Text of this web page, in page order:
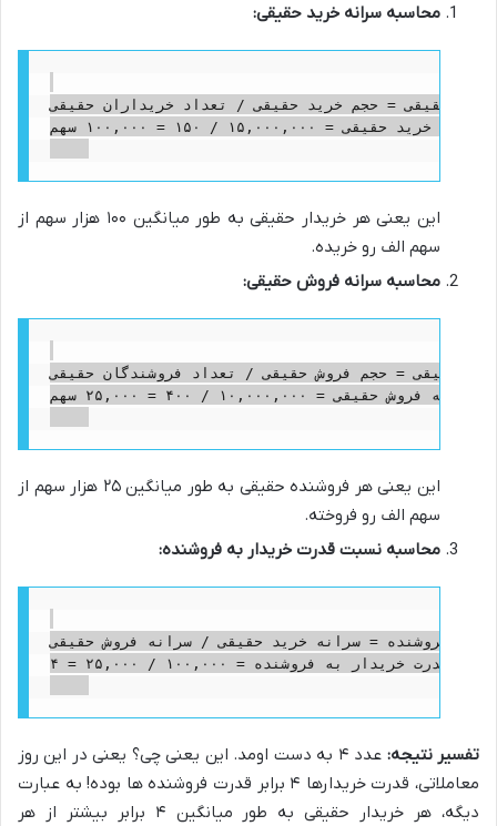
محاسبه سرانه خرید حقیقی:
خرید حقیقی = حجم خرید حقیقی / تعداد خریداران حقیقی
سرانه خرید حقیقی = ۱۵,۰۰۰,۰۰۰ / ۱۵۰ = ۱۰۰,۰۰۰ سهم
این یعنی هر خریدار حقیقی به طور میانگین ۱۰۰ هزار سهم از
سهم الف رو خریده.
محاسبه سرانه فروش حقیقی:
حقیقی = حجم فروش حقیقی / تعداد فروشندگان حقیقی
سرانه فروش حقیقی = ۱۰,۰۰۰,۰۰۰ / ۴۰۰ = ۲۵,۰۰۰ سهم
این یعنی هر فروشنده حقیقی به طور میانگین ۲۵ هزار سهم از
سهم الف رو فروخته.
محاسبه نسبت قدرت خریدار به فروشنده:
به فروشنده = سرانه خرید حقیقی / سرانه فروش حقیقی
نسبت قدرت خریدار به فروشنده = ۱۰۰,۰۰۰ / ۲۵,۰۰۰ = ۴
تفسیر نتیجه:
عدد ۴ به دست اومد. این یعنی چی؟ یعنی در این روز
معاملاتی، قدرت خریدارها ۴ برابر قدرت فروشنده ها بوده! به عبارت
دیگه، هر خریدار حقیقی به طور میانگین ۴ برابر بیشتر از هر